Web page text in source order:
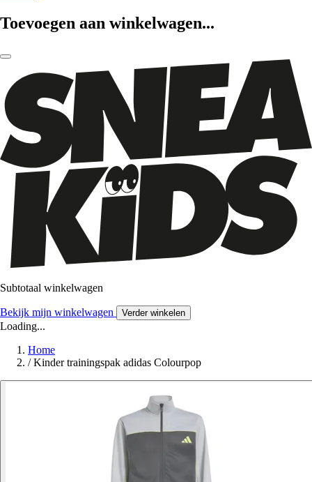
Toevoegen aan winkelwagen...
Subtotaal winkelwagen
Bekijk mijn winkelwagen Verder winkelen
Loading...
Home
/ Kinder trainingspak adidas Colourpop